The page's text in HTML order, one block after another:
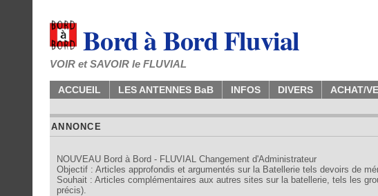
Bord à Bord Fluvial
VOIR et SAVOIR le FLUVIAL
ACCUEIL LES ANTENNES BaB INFOS DIVERS ACHAT/
ANNONCE
NOUVEAU Bord à Bord - FLUVIAL Changement d'Administrateur
Objectif : Articles approfondis et argumentés sur la Batellerie tels devoirs de
Souhait : Articles complémentaires aux autres sites sur la batellerie, tels les
précis).